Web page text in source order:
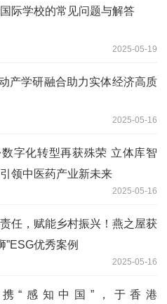
际学校的常见问题与解答
2025-05-19
产学研融合助力实体经济高质
2025-05-16
字化转型再获殊荣 立体库智
领中医药产业新未来
2025-05-16
任，赋能乡村振兴！燕之屋获
”ESG优秀案例
2025-05-16
“感知中国”，于香港